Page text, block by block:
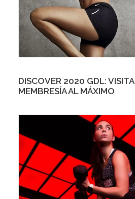
DISCOVER 2020 GDL:
MEMBRESÍA AL MÁXIMO